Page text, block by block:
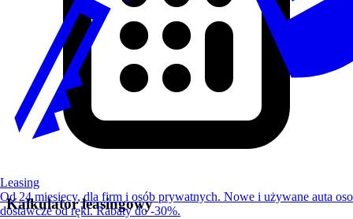
Kalkulator leasingowy
Leasing
Od 24 miesięcy, dla firm i osób prywatnych. Nowe i używane auta
dostawcze od ręki. Rabaty do -30%.